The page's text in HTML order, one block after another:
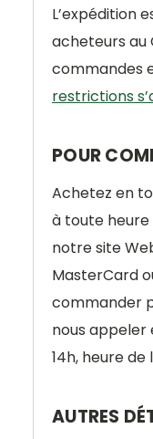
L’expédition
acheteurs au
commandes
restrictions
POUR
Achetez en
à toute heure
notre site
MasterCard
commander
nous
14h, heure de
AUTRES